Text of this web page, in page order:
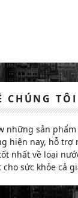
CHÚNG TÔI
những sản
hiện nay, hỗ trợ
nhất về loại
sức khỏe cả